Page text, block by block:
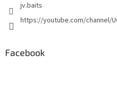
jv.baits
https://youtube.com/channel/
Facebook